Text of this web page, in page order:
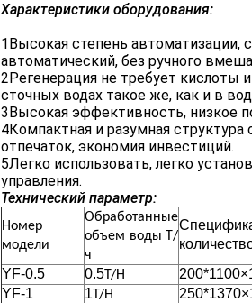
Характеристики оборудования:
1Высокая степень автоматизации,
автоматический, без ручного
2Регенерация не требует кислоты
сточных водах такое же, как и в
3Высокая эффективность, низкое
4Компактная и разумная
отпечаток, экономия инвестиций.
5Легко использовать, легко
управления.
Технический параметр:
Номер
модели
Обработанные
объем воды Т/
ч
YF-0.5
0.5T/H 200*1100×
YF-1
1T/H 250*1370×